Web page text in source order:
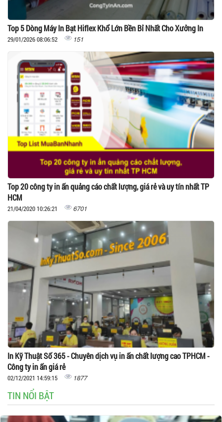
Top 5 Dòng Máy In Bạt Hiflex Khổ Lớn Bền Bỉ Nhất Cho Xưởng In
29/01/2026 08:06:52 151
Top 20 công ty in ấn quảng cáo chất lượng, giá rẻ và uy tín nhất TP
HCM
21/04/2020 10:26:21 6701
In Kỹ Thuật Số 365 - Chuyên dịch vụ in ấn chất lượng cao TPHCM -
Công ty in ấn giá rẻ
02/12/2021 14:59:15 1877
TIN NỔI BẬT